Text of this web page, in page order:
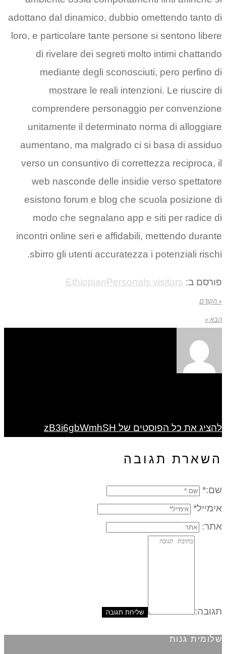
adottano dal dinamico, dubbio omettendo tanto di
loro, e particolare tante persone si sentono libere
di rivelare dei segreti molto intimi chattando
mediante degli sconosciuti, pero perfino di
mostrare le reali intenzioni. Le riuscire di
comprendere personaggio per convenzione
unitamente il determinato norma di alloggiare
aumentano, ma malgrado ci si basa di assiduo
verso un consuntivo di correttezza reciproca, il
web nasconde delle insidie verso spettatore
esistono forum e blog che scuola posizione di
modo che segnalano app e siti per radice di
incontri online seri e affidabili, mettendo durante
sbirro gli utenti accuratezza i potenziali rischi.
פורסם ב: EthiopianPersonals visitors
« הקודם
הבא »
להציג את כל הפוסטים של zB3i6gbWmhSH
השארת תגובה
שם:*
אימייל*
אתר:
תגובה:
שלומית גנות